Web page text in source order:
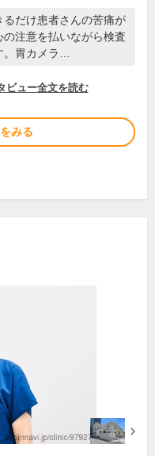
るだけ患者さんの苦痛が
の注意を払いながら検査
。胃カメラ…
ビュー全文を読む
みる